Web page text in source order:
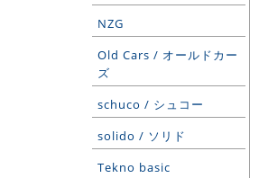
NZG
Old Cars / オールドカー
ズ
schuco / シュコー
solido / ソリド
Tekno basic